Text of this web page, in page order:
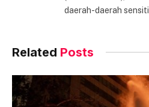
daerah-daerah
Related Posts